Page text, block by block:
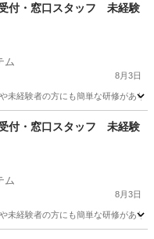
・窓口スタッフ 未経験
ム
8月3日
未経験者の方にも簡単な研修があ
・窓口スタッフ 未経験
ム
8月3日
未経験者の方にも簡単な研修があ